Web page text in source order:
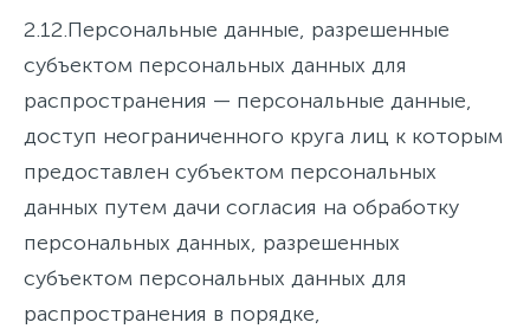
2.12.Персональные данные, разрешенные
субъектом персональных данных для
распространения — персональные данные,
доступ неограниченного круга лиц к которым
предоставлен субъектом персональных
данных путем дачи согласия на обработку
персональных данных, разрешенных
субъектом персональных данных для
распространения в порядке,